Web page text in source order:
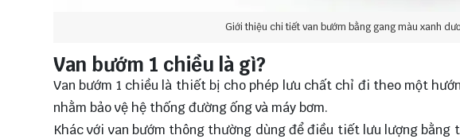
Giới thiệu chi tiếtvan bướm bằng gang màu xanh
Van bướm 1 chiều là gì?
Van bướm 1 chiều là thiết bị cho phép lưu chất chỉ đi theo một
nhằm bảo vệ hệ thống đường ống và máy bơm.
Khác với van bướm thông thường dùng để điều tiết lưu lượng bằng